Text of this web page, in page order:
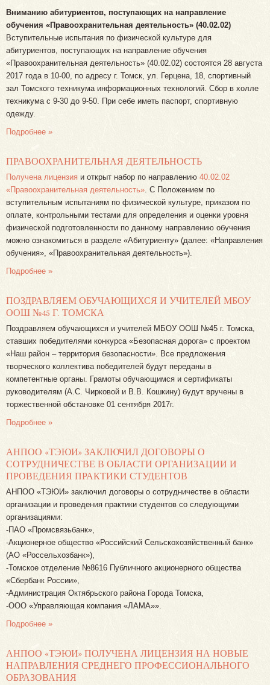
Вниманию абитуриентов, поступающих на направление
обучения «Правоохранительная деятельность» (40.02.02)
Вступительные испытания по физической культуре для
абитуриентов, поступающих на направление обучения
«Правоохранительная деятельность» (40.02.02) состоятся 28 августа
2017 года в 10-00, по адресу г. Томск, ул. Герцена, 18, спортивный
зал Томского техникума информационных технологий. Сбор в холле
техникума с 9-30 до 9-50. При себе иметь паспорт, спортивную
одежду.
Подробнее »
ПРАВООХРАНИТЕЛЬНАЯ ДЕЯТЕЛЬНОСТЬ
Получена лицензия и открыт набор по направлению 40.02.02
«Правоохранительная деятельность». С Положением по
вступительным испытаниям по физической культуре, приказом по
оплате, контрольными тестами для определения и оценки уровня
физической подготовленности по данному направлению обучения
можно ознакомиться в разделе «Абитуриенту» (далее: «Направления
обучения», «Правоохранительная деятельность»).
Подробнее »
ПОЗДРАВЛЯЕМ ОБУЧАЮЩИХСЯ И УЧИТЕЛЕЙ МБОУ
ООШ №45 Г. ТОМСКА
Поздравляем обучающихся и учителей МБОУ ООШ №45 г. Томска,
ставших победителями конкурса «Безопасная дорога» с проектом
«Наш район – территория безопасности». Все предложения
творческого коллектива победителей будут переданы в
компетентные органы. Грамоты обучающимся и сертификаты
руководителям (А.С. Чирковой и В.В. Кошкину) будут вручены в
торжественной обстановке 01 сентября 2017г.
Подробнее »
АНПОО «ТЭЮИ» ЗАКЛЮЧИЛ ДОГОВОРЫ О
СОТРУДНИЧЕСТВЕ В ОБЛАСТИ ОРГАНИЗАЦИИ И
ПРОВЕДЕНИЯ ПРАКТИКИ СТУДЕНТОВ
АНПОО «ТЭЮИ» заключил договоры о сотрудничестве в области
организации и проведения практики студентов со следующими
организациями:
-ПАО «Промсвязьбанк»,
-Акционерное общество «Российский Сельскохозяйственный банк»
(АО «Россельхозбанк»),
-Томское отделение №8616 Публичного акционерного общества
«Сбербанк России»,
-Администрация Октябрьского района Города Томска,
-ООО «Управляющая компания «ЛАМА»».
Подробнее »
АНПОО «ТЭЮИ» ПОЛУЧЕНА ЛИЦЕНЗИЯ НА НОВЫЕ
НАПРАВЛЕНИЯ СРЕДНЕГО ПРОФЕССИОНАЛЬНОГО
ОБРАЗОВАНИЯ